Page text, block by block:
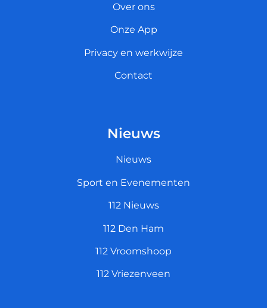
Over ons
Onze App
Privacy en werkwijze
Contact
Nieuws
Nieuws
Sport en Evenementen
112 Nieuws
112 Den Ham
112 Vroomshoop
112 Vriezenveen